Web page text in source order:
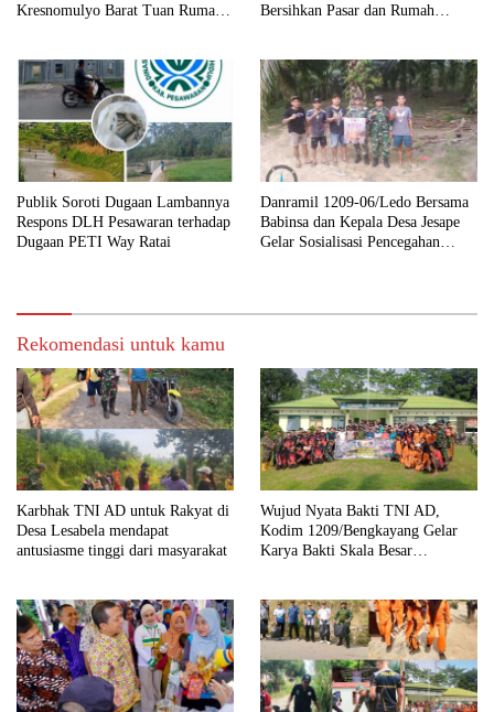
Kresnomulyo Barat Tuan Rumah
Bersihkan Pasar dan Rumah
Publik Soroti Dugaan Lambannya
Respons DLH Pesawaran terhadap
Dugaan PETI Way Ratai
Danramil 1209-06/Ledo Bersama
Babinsa dan Kepala Desa Jesape
Gelar Sosialisasi Pencegahan
Rekomendasi untuk kamu
Karbhak TNI AD untuk Rakyat di
Desa Lesabela mendapat
antusiasme tinggi dari masyarakat
Wujud Nyata Bakti TNI AD,
Kodim 1209/Bengkayang Gelar
Karya Bakti Skala Besar